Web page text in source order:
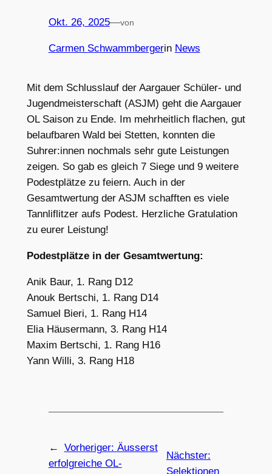
Okt. 26, 2025—von
Carmen Schwammbergerin News
Mit dem Schlusslauf der Aargauer Schüler- und
Jugendmeisterschaft (ASJM) geht die Aargauer
OL Saison zu Ende. Im mehrheitlich flachen, gut
belaufbaren Wald bei Stetten, konnten die
Suhrer:innen nochmals sehr gute Leistungen
zeigen. So gab es gleich 7 Siege und 9 weitere
Podestplätze zu feiern. Auch in der
Gesamtwertung der ASJM schafften es viele
Tannliflitzer aufs Podest. Herzliche Gratulation
zu eurer Leistung!
Podestplätze in der Gesamtwertung:
Anik Baur, 1. Rang D12
Anouk Bertschi, 1. Rang D14
Samuel Bieri, 1. Rang H14
Elia Häusermann, 3. Rang H14
Maxim Bertschi, 1. Rang H16
Yann Willi, 3. Rang H18
← Vorheriger: Äusserst
erfolgreiche OL-
Nächster:
Selektionen